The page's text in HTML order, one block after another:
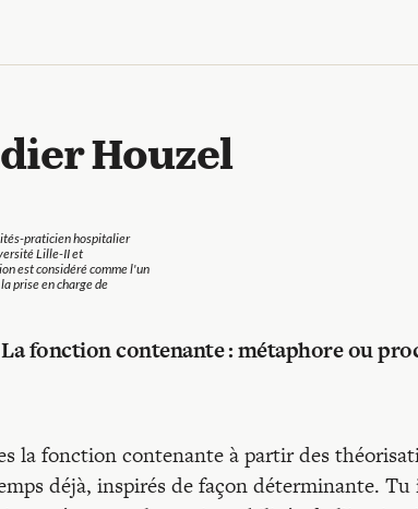
Houzel
praticien hospitalier
Lille-II et
est considéré comme l'un
prise en charge de
fonction contenante : métaphore ou
la fonction contenante à partir des
déjà, inspirés de façon déterminante. Tu